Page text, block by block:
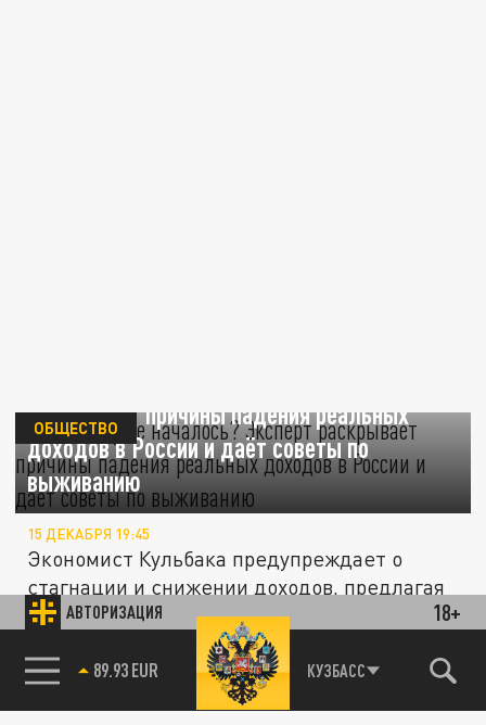
АВТОРИЗАЦИЯ 18+
85.64 BRENT КУЗБАСС
раскрывает причины падения реальных
доходов в России и даёт советы по
выживанию
ОБЩЕСТВО
15 ДЕКАБРЯ 19:45
Экономист Кульбака предупреждает о
стагнации и снижении доходов, предлагая
пути минимизации потерь. В...